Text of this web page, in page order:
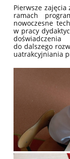
Pierwsze
ramach
nowoczesne
w pracy
do dalszego
uatrakcyjniania